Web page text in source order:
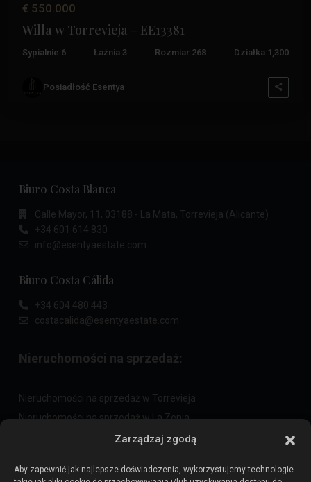
Zarządzaj zgodą
Aby zapewnić jak najlepsze doświadczenia, wykorzystujemy technologie
€ 550.000
Willa w Torrevieja – EE13381
Sypialnie:6 Łaźnia:3 Rozmiar:268 Działka: 1,300
Posiadłość Esentya
Biuro Costa Blanca
Calle Mayor, 11, 03188 - La Mata, Torrevieja (Alicante)
+34 601 614 830
info@esentyaestate.com
Biuro Costa Cálida
+34 604 480 443
costacalida@esentyaestate.com
Nieruchomości na sprzedaż:
Nieruchomości na sprzedaż w Torrevieja
Nieruchomości na sprzedaż w La Zenia
Nieruchomości na sprzedaż w Cabo Roig